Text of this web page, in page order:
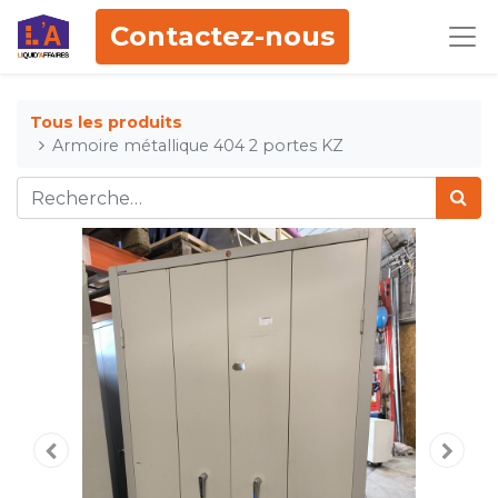
Contactez-nous
Tous les produits
Armoire métallique 404 2 portes KZ